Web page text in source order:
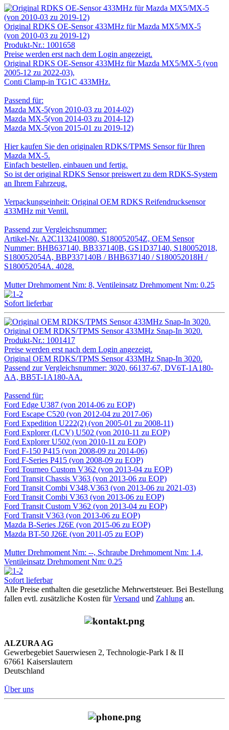
Original RDKS OE-Sensor 433MHz für Mazda MX5/MX-5
(von 2010-03 zu 2019-12)
Produkt-Nr.: 1001658
Preise werden erst nach dem Login angezeigt.
Original RDKS OE-Sensor 433MHz für Mazda MX5/MX-5 (von
2005-12 zu 2022-03),
Conti Clamp-in TG1C 433MHz.
Passend für:
Mazda MX-5(von 2010-03 zu 2014-02)
Mazda MX-5(von 2014-03 zu 2014-12)
Mazda MX-5(von 2015-01 zu 2019-12)
Hier kaufen Sie den originalen RDKS/TPMS Sensor für Ihren
Mazda MX-5.
Einfach bestellen, einbauen und fertig.
So ist der original RDKS Sensor preiswert zu dem RDKS-System
an Ihrem Fahrzeug.
Verpackungseinheit: Original OEM RDKS Reifendrucksensor
433MHz mit Ventil.
Passend zur Vergleichsnummer:
Artikel-Nr. A2C1132410080, S180052054Z, OEM Sensor
Nummer: BHB637140, BB337140B, GS1D37140, S180052018,
S180052054A, BBP337140B / BHB637140 / S180052018H /
S180052054A. 4028.
Mutter Drehmoment Nm: 8, Ventileinsatz Drehmoment Nm: 0.25
Sofort lieferbar
Original OEM RDKS/TPMS Sensor 433MHz Snap-In 3020.
Produkt-Nr.: 1001417
Preise werden erst nach dem Login angezeigt.
Original OEM RDKS/TPMS Sensor 433MHz Snap-In 3020.
Passend zur Vergleichsnummer: 3020, 66137-67, DV6T-1A180-
AA, BB5T-1A180-AA.
Passend für:
Ford Edge U387 (von 2014-06 zu EOP)
Ford Escape C520 (von 2012-04 zu 2017-06)
Ford Expedition U222(2) (von 2005-01 zu 2008-11)
Ford Explorer (LCV) U502 (von 2010-11 zu EOP)
Ford Explorer U502 (von 2010-11 zu EOP)
Ford F-150 P415 (von 2008-09 zu 2014-06)
Ford F-Series P415 (von 2008-09 zu EOP)
Ford Tourneo Custom V362 (von 2013-04 zu EOP)
Ford Transit Chassis V363 (von 2013-06 zu EOP)
Ford Transit Combi V348,V363 (von 2013-06 zu 2021-03)
Ford Transit Combi V363 (von 2013-06 zu EOP)
Ford Transit Custom V362 (von 2013-04 zu EOP)
Ford Transit V363 (von 2013-06 zu EOP)
Mazda B-Series J26E (von 2015-06 zu EOP)
Mazda BT-50 J26E (von 2011-05 zu EOP)
Mutter Drehmoment Nm: --, Schraube Drehmoment Nm: 1.4,
Ventileinsatz Drehmoment Nm: 0.25
Sofort lieferbar
Alle Preise enthalten die gesetzliche Mehrwertsteuer. Bei Bestellung
fallen evtl. zusätzliche Kosten fürVersand und Zahlung an.
ALZURA AG
Gewerbegebiet Sauerwiesen 2, Technologie-Park I & II
67661 Kaiserslautern
Deutschland
Über uns